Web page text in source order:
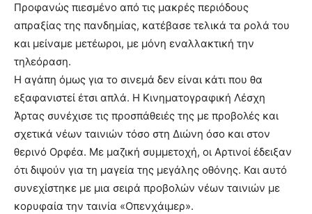
Προφανώς πιεσμένο από τις μακρές περιόδους
απραξίας της πανδημίας, κατέβασε τελικά τα ρολά του
και μείναμε μετέωροι, με μόνη εναλλακτική την
τηλεόραση.
Η αγάπη όμως για το σινεμά δεν είναι κάτι που θα
εξαφανιστεί έτσι απλά. Η Κινηματογραφική Λέσχη
Άρτας συνέχισε τις προσπάθειές της με προβολές και
σχετικά νέων ταινιών τόσο στη Διώνη όσο και στον
θερινό Ορφέα. Με μαζική συμμετοχή, οι Αρτινοί έδειξαν
ότι διψούν για τη μαγεία της μεγάλης οθόνης. Και αυτό
συνεχίστηκε με μια σειρά προβολών νέων ταινιών με
κορυφαία την ταινία «Οπενχάιμερ».